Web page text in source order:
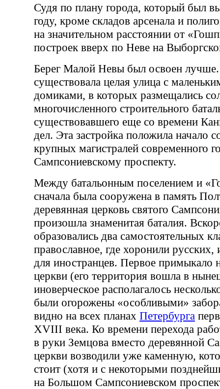
Судя по плану города, который был
году, кроме складов арсенала и
на значительном расстоянии от
построек вверх по Неве на
Берег Малой Невы был освоен
существовала целая улица с
домиками, в которых размещались
многочисленного строительного
существовавшего еще со времени
дел. Эта застройка положила начало
крупных магистралей современного
Сампсониевскому проспекту.
Между батальонным поселением и
сначала была сооружена в память
деревянная церковь святого
произошла знаменитая баталия.
образовались два самостоятельных
православное, где хоронили
для иностранцев. Первое примыкало
церкви (его территория вошла в
иноверческое располагалось
были огорожены «особливыми»
видно на всех планах Петербурга
XVIII века. Ко времени перехода
в руки Земцова вместо деревянной
церкви возводили уже каменную,
стоит (хотя и с некоторыми
на Большом Сампсониевском